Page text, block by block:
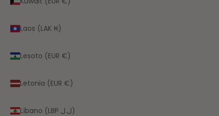
Laos (LAK ₭)
Lesoto (EUR €)
Letonia (EUR €)
Líbano (LBP ل.ل)